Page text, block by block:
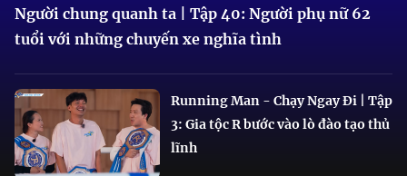
Người chung quanh ta | Tập 40: Người phụ nữ 62
tuổi với những chuyến xe nghĩa tình
Running Man - Chạy Ngay Đi | Tập
3: Gia tộc R bước vào lò đào tạo thủ
lĩnh